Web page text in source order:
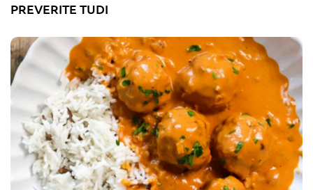
PREVERITE TUDI